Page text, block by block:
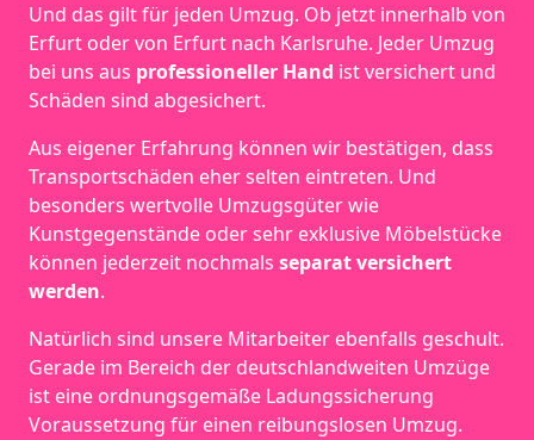
Und das gilt für jeden Umzug. Ob jetzt innerhalb von
Erfurt oder von Erfurt nach Karlsruhe. Jeder Umzug
bei uns aus professioneller Hand ist versichert und
Schäden sind abgesichert.
Aus eigener Erfahrung können wir bestätigen, dass
Transportschäden eher selten eintreten. Und
besonders wertvolle Umzugsgüter wie
Kunstgegenstände oder sehr exklusive Möbelstücke
können jederzeit nochmals separat versichert
werden.
Natürlich sind unsere Mitarbeiter ebenfalls geschult.
Gerade im Bereich der deutschlandweiten Umzüge
ist eine ordnungsgemäße Ladungssicherung
Voraussetzung für einen reibungslosen Umzug.